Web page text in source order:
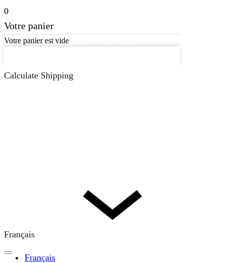
0
Votre panier
Votre panier est vide
Calculate Shipping
Français
Français